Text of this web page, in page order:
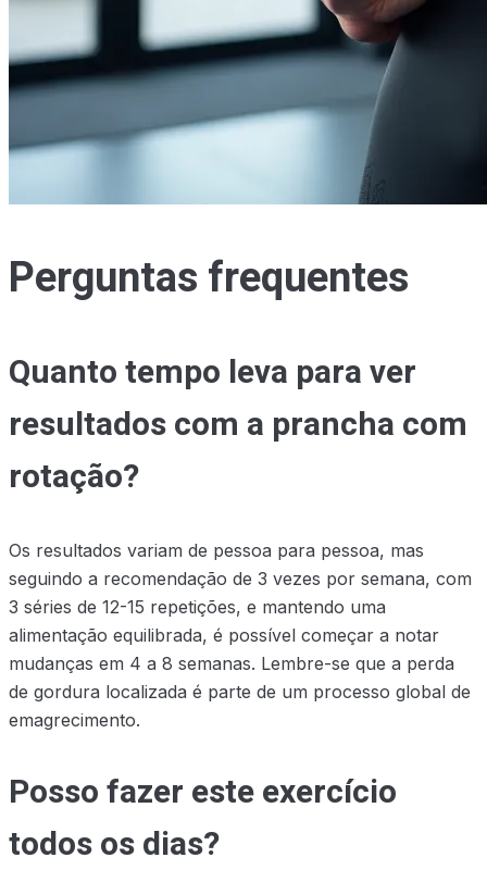
Perguntas frequentes
Quanto tempo leva para ver
resultados com a prancha com
rotação?
Os resultados variam de pessoa para pessoa, mas
seguindo a recomendação de 3 vezes por semana, com
3 séries de 12-15 repetições, e mantendo uma
alimentação equilibrada, é possível começar a notar
mudanças em 4 a 8 semanas. Lembre-se que a perda
de gordura localizada é parte de um processo global de
emagrecimento.
Posso fazer este exercício
todos os dias?